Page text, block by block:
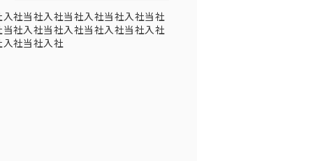
社当社入社当社入社当社入社当社
社入社当社入社当社入社当社入社
社当社入社